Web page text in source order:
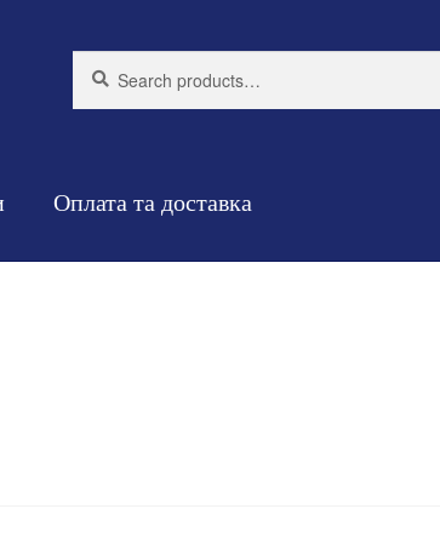
for:
Оплата та доставка